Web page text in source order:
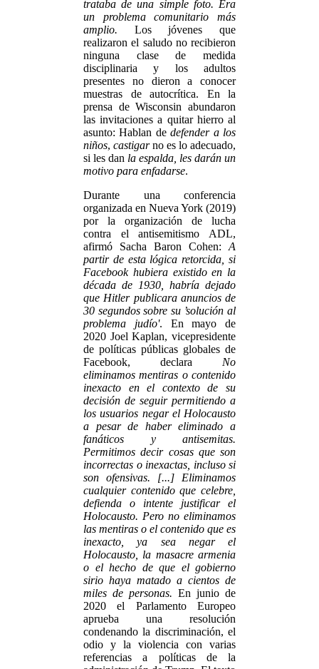
trataba de una simple foto. Era
un problema comunitario más
amplio. Los jóvenes que
realizaron el saludo no recibieron
ninguna clase de medida
disciplinaria y los adultos
presentes no dieron a conocer
muestras de autocrítica. En la
prensa de Wisconsin abundaron
las invitaciones a quitar hierro al
asunto: Hablan dedefender a los
niños, castigarno es lo adecuado,
si les dan la espalda, les darán un
motivo para enfadarse.
Durante una conferencia
organizada en Nueva York (2019)
por la organización de lucha
contra el antisemitismo ADL,
afirmó Sacha Baron Cohen: A
partir de esta lógica retorcida, si
Facebook hubiera existido en la
década de 1930, habría dejado
que Hitler publicara anuncios de
30 segundos sobre su ’solución al
problema judío'. En mayo de
2020 Joel Kaplan, vicepresidente
de políticas públicas globales de
Facebook, declara No
eliminamos mentiras o contenido
inexacto en el contexto de su
decisión de seguir permitiendo a
los usuarios negar el Holocausto
a pesar de haber eliminado a
fanáticos y antisemitas.
Permitimos decir cosas que son
incorrectas o inexactas, incluso si
son ofensivas. [...] Eliminamos
cualquier contenido que celebre,
defienda o intente justificar el
Holocausto. Pero no eliminamos
las mentiras o el contenido que es
inexacto, ya sea negar el
Holocausto, la masacre armenia
o el hecho de que el gobierno
sirio haya matado a cientos de
miles de personas. En junio de
2020 el Parlamento Europeo
aprueba una resolución
condenando la discriminación, el
odio y la violencia con varias
referencias a políticas de la